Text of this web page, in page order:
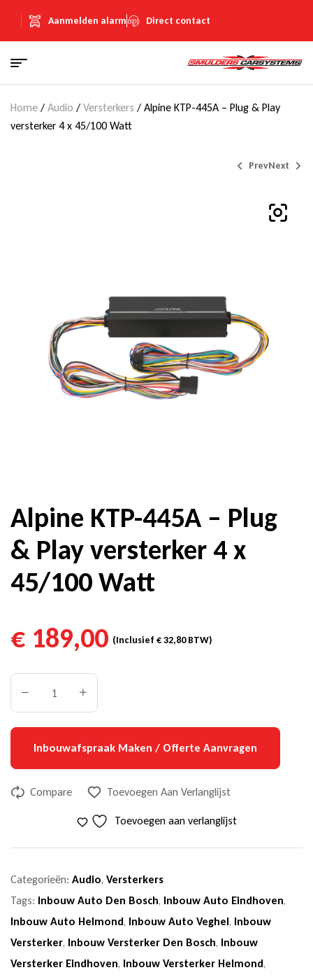
Aanmelden alarm Direct contact
Home / Audio / Versterkers / Alpine KTP-445A – Plug & Play
versterker 4 x 45/100 Watt
PrevNext
Alpine KTP-445A – Plug
& Play versterker 4 x
45/100 Watt
€ 189,00 (Inclusief €32,80BTW)
Inbouwafspraak Maken / Offerte Aanvragen
Compare Toevoegen Aan Verlanglijst
Toevoegen aan verlanglijst
Categorieën: Audio, Versterkers
Tags: Inbouw Auto Den Bosch, Inbouw Auto Eindhoven,
Inbouw Auto Helmond, Inbouw Auto Veghel, Inbouw
Versterker, Inbouw Versterker Den Bosch, Inbouw
Versterker Eindhoven, Inbouw Versterker Helmond,